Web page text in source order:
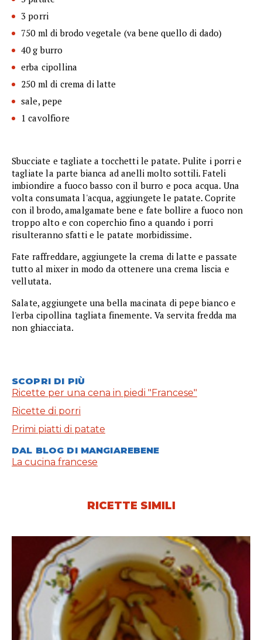
3 porri
750 ml di brodo vegetale (va bene quello di dado)
40 g burro
erba cipollina
250 ml di crema di latte
sale, pepe
1 cavolfiore
Sbucciate e tagliate a tocchetti le patate. Pulite i porri e
tagliate la parte bianca ad anelli molto sottili. Fateli
imbiondire a fuoco basso con il burro e poca acqua. Una
volta consumata l'acqua, aggiungete le patate. Coprite
con il brodo, amalgamate bene e fate bollire a fuoco non
troppo alto e con coperchio fino a quando i porri
risulteranno sfatti e le patate morbidissime.
Fate raffreddare, aggiungete la crema di latte e passate
tutto al mixer in modo da ottenere una crema liscia e
vellutata.
Salate, aggiungete una bella macinata di pepe bianco e
l'erba cipollina tagliata finemente. Va servita fredda ma
non ghiacciata.
SCOPRI DI PIÙ
Ricette per una cena in piedi "Francese"
Ricette di porri
Primi piatti di patate
DAL BLOG DI MANGIAREBENE
La cucina francese
RICETTE SIMILI